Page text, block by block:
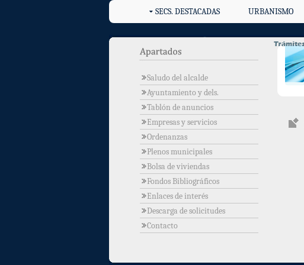
SECS. DESTACADAS URBANISMO
Saludo del alcalde
Ayuntamiento y dels.
Tablón de anuncios
Empresas y servicios
Ordenanzas
Plenos municipales
Bolsa de viviendas
Fondos Bibliográficos
Enlaces de interés
Descarga de solicitudes
Contacto